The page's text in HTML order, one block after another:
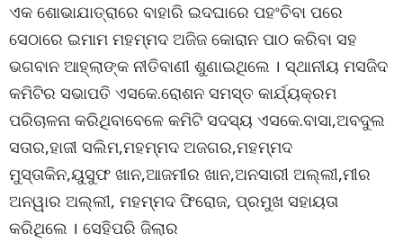
ଏକ ଶୋଭାଯାତ୍ରାରେ ବାହାରି ଇଦଘାରେ ପହଂଚିବା ପରେ
ସେଠାରେ ଇମାମ ମହମ୍ମଦ ଅଜିଜ କୋରାନ ପାଠ କରିବା ସହ
ଭଗବାନ ଆହ୍ଲାଙ୍କ ନୀତିବାଣୀ ଶୁଣାଇଥିଲେ । ସ୍ଥାନୀୟ ମସଜିଦ
କମିଟିର ସଭାପତି ଏସକେ.ରୋଶନ ସମସ୍ତ କାର୍ଯ୍ୟକ୍ରମ
ପରିଚାଳନା କରିଥିବାବେଳେ କମିଟି ସଦସ୍ୟ ଏସକେ.ବାସା,ଅବଦୁଲ
ସତାର,ହାଜୀ ସଲିମ,ମହମ୍ମଦ ଅଜଗର,ମହମ୍ମଦ
ମୁସ୍ତାକିନ,ୟୁସୁଫ ଖାନ,ଆଜମୀର ଖାନ,ଅନସାରୀ ଅଲ୍ଲୀ,ମୀର
ଅନୱାର ଅଲ୍ଲୀ, ମହମ୍ମଦ ଫିରୋଜ, ପ୍ରମୁଖ ସହାୟତା
କରିଥିଲେ । ସେହିପରି ଜିଲାର